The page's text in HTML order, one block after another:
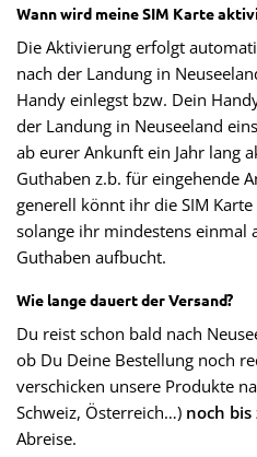
Wann wird meine SIM Karte
Die Aktivierung erfolgt
nach der Landung in
Handy einlegst bzw. Dein
der Landung in Neuseeland
ab eurer Ankunft ein Jahr lang
Guthaben z.b. für eingehende
generell könnt ihr die SIM
solange ihr mindestens einmal
Guthaben aufbucht.
Wie lange dauert der Versand?
Du reist schon bald nach
ob Du Deine Bestellung noch
verschicken unsere Produkte
Schweiz, Österreich…) noch bis
Abreise.